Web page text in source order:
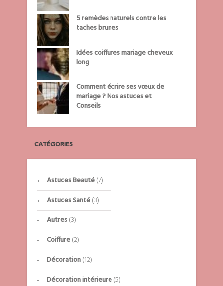
5 remèdes naturels contre les
taches brunes
Idées coiffures mariage cheveux
long
Comment écrire ses vœux de
mariage ? Nos astuces et
Conseils
CATÉGORIES
Astuces Beauté(7)
Astuces Santé(3)
Autres(3)
Coiffure(2)
Décoration(12)
Décoration intérieure(5)